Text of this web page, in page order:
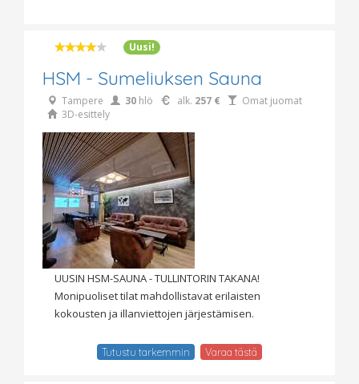
Uusi!
HSM - Sumeliuksen Sauna
Tampere 30 hlö alk. 257 €
Omat juomat
3D-esittely
UUSIN HSM-SAUNA - TULLINTORIN TAKANA!
Monipuoliset tilat mahdollistavat erilaisten
kokousten ja illanviettojen järjestämisen.
Tutustu tarkemmin Varaa tästä